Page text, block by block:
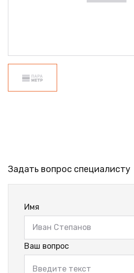
Задать вопрос специалисту
Имя
Ваш вопрос